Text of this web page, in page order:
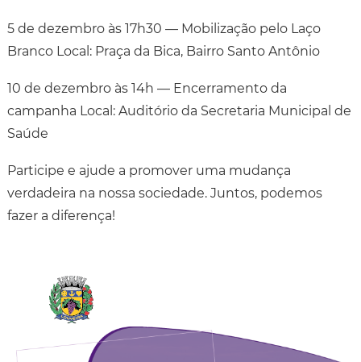
5 de dezembro às 17h30 — Mobilização pelo Laço
Branco Local: Praça da Bica, Bairro Santo Antônio
10 de dezembro às 14h — Encerramento da
campanha Local: Auditório da Secretaria Municipal de
Saúde
Participe e ajude a promover uma mudança
verdadeira na nossa sociedade. Juntos, podemos
fazer a diferença!